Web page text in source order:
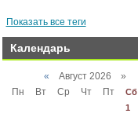
Показать все теги
Календарь
« Август 2026 »
Пн
Вт Ср Чт Пт Сб
1